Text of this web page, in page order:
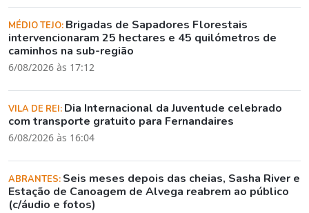
MÉDIO TEJO: Brigadas de Sapadores Florestais
intervencionaram 25 hectares e 45 quilómetros de
caminhos na sub-região
6/08/2026 às 17:12
VILA DE REI: Dia Internacional da Juventude celebrado
com transporte gratuito para Fernandaires
6/08/2026 às 16:04
ABRANTES: Seis meses depois das cheias, Sasha River e
Estação de Canoagem de Alvega reabrem ao público
(c/áudio e fotos)